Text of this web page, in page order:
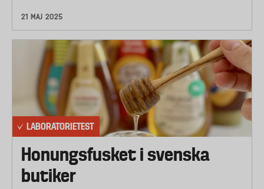
21 MAJ 2025
LABORATORIETEST
Honungsfusket i svenska
butiker